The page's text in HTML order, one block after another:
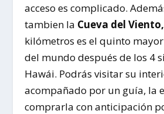
acceso es complicado.
tambien la Cueva del Viento,
kilómetros es el quinto
del mundo después de los 4
Hawái. Podrás visitar su
acompañado por un guía, la
comprarla con anticipación